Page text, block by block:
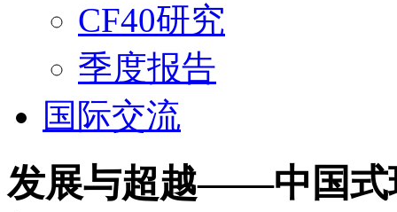
CF40研究
季度报告
国际交流
发展与超越——中国式